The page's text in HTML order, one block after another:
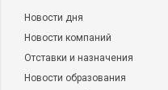
Новости дня
Новости компаний
Отставки и назначения
Новости образования